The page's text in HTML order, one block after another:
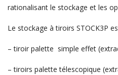
rationalisant le stockage et les
Le stockage à tiroirs STOCK3P
– tiroir palette simple effet
– tiroirs palette télescopique